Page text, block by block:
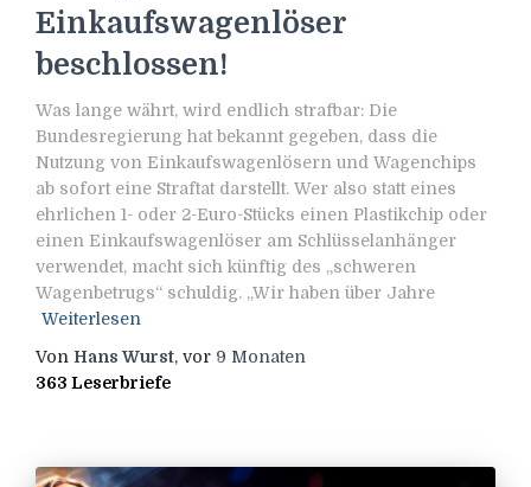
Einkaufswagenlöser
beschlossen!
Was lange währt, wird endlich strafbar: Die
Bundesregierung hat bekannt gegeben, dass die
Nutzung von Einkaufswagenlösern und Wagenchips
ab sofort eine Straftat darstellt. Wer also statt eines
ehrlichen 1- oder 2-Euro-Stücks einen Plastikchip oder
einen Einkaufswagenlöser am Schlüsselanhänger
verwendet, macht sich künftig des „schweren
Wagenbetrugs“ schuldig. „Wir haben über Jahre
Weiterlesen
Von Hans Wurst, vor 9 Monaten
363 Leserbriefe